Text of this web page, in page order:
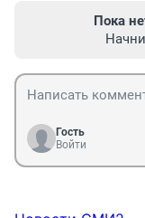
Пока
Гость
Войти